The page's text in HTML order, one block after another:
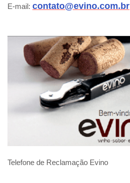
E-mail: contato@evino.com.br
Telefone de Reclamação Evino